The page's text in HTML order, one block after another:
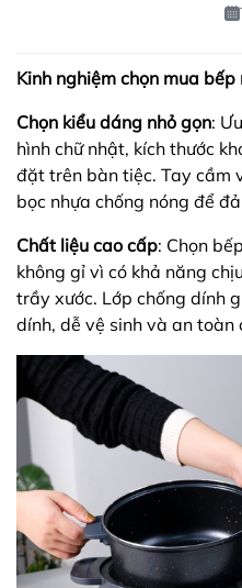
Kinh nghiệm chọn mua
Chọn kiểu dáng nhỏ gọn:
hình chữ nhật, kích thước
đặt trên bàn tiệc. Tay cầm
bọc nhựa chống nóng để
Chất liệu cao cấp: Chọn
không gỉ vì có khả năng
trầy xước. Lớp chống dính
dính, dễ vệ sinh và an toàn